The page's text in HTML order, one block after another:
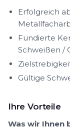
Erfolgreich
Fundierte
Schweißen /
Gültige
Ihre Vorteile
Was wir Ihnen